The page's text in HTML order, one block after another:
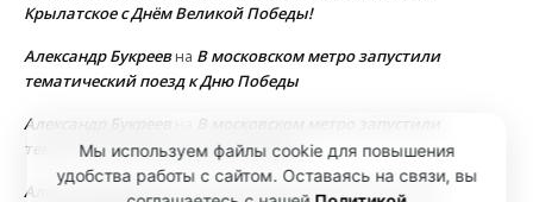
Крылатское с Днём Великой Победы!
Александр Букреевна В московском метро запустили
тематический поезд к Дню Победы
Александр Букреев
В московском метро запустили
тематический поезд к Дню Победы
Александр Букреев
В московском метро запустили
Мы используем файлы cookie для повышения
удобства работы с сайтом. Оставаясь на связи, вы